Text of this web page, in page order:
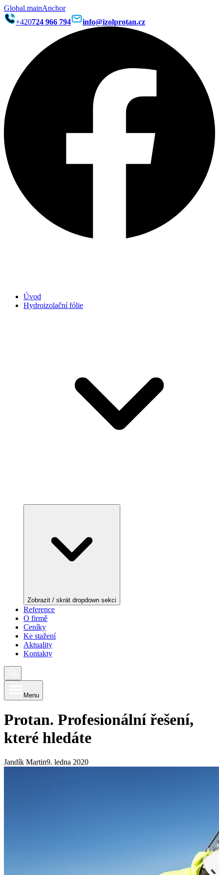
Global.mainAnchor
+420724 966 794 info@izolprotan.cz
Úvod
Hydroizolační fólie
Zobrazit / skrát dropdown sekci
Reference
O firmě
Ceníky
Ke stažení
Aktuality
Kontakty
Menu
Protan. Profesionální řešení,
které hledáte
Jandík Martin9. ledna 2020